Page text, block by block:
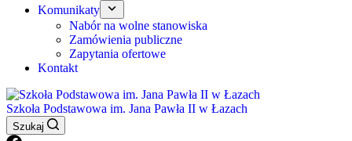
Komunikaty
Nabór na wolne stanowiska
Zamówienia publiczne
Zapytania ofertowe
Kontakt
Szkoła Podstawowa im. Jana Pawła II w Łazach
Szukaj